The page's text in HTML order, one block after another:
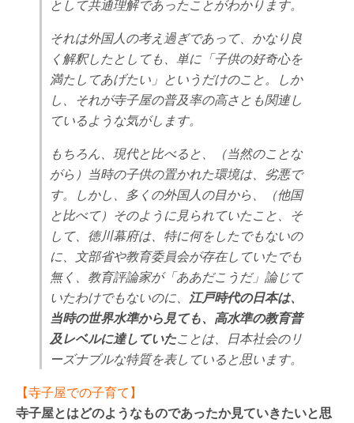
として共通理解であったことがわかります。
それは外国人の考え過ぎであって、かなり良
く解釈したとしても、単に「子供の好奇心を
満たしてあげたい」というだけのこと。しか
し、それが寺子屋の普及率の高さとも関連し
ているような気がします。
もちろん、現代と比べると、（当然のことな
がら）当時の子供の置かれた環境は、劣悪で
す。しかし、多くの外国人の目から、（他国
と比べて）そのように見られていたこと、そ
して、徳川幕府は、特に何をしたでもないの
に、文部省や教育委員会が存在していたでも
無く、教育評論家が「ああだこうだ」論じて
いたわけでもないのに、 江戸時代の日本は、
当時の世界水準から見ても、高水準の教育普
及レベルに達していたことは、日本社会のリ
ーズナブルな特質を表していると思います。
【寺子屋での子育て】
寺子屋とはどのようなものであったか見ていきたいと思